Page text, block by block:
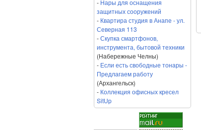
- Нары для оснащения
защитных сооружений
- Квартира студия в Анапе - ул.
Северная 113
-Скупка смартфонов,
инструмента, бытовой техники
(Набережные Челны)
- Если есть свободные тонары -
Предлагаем работу
(Архангельск)
- Коллекция офисных кресел
SitUp